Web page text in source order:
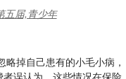
五届,青少年
掉自己患有的小毛小病，
者误认为，这些情况在保险